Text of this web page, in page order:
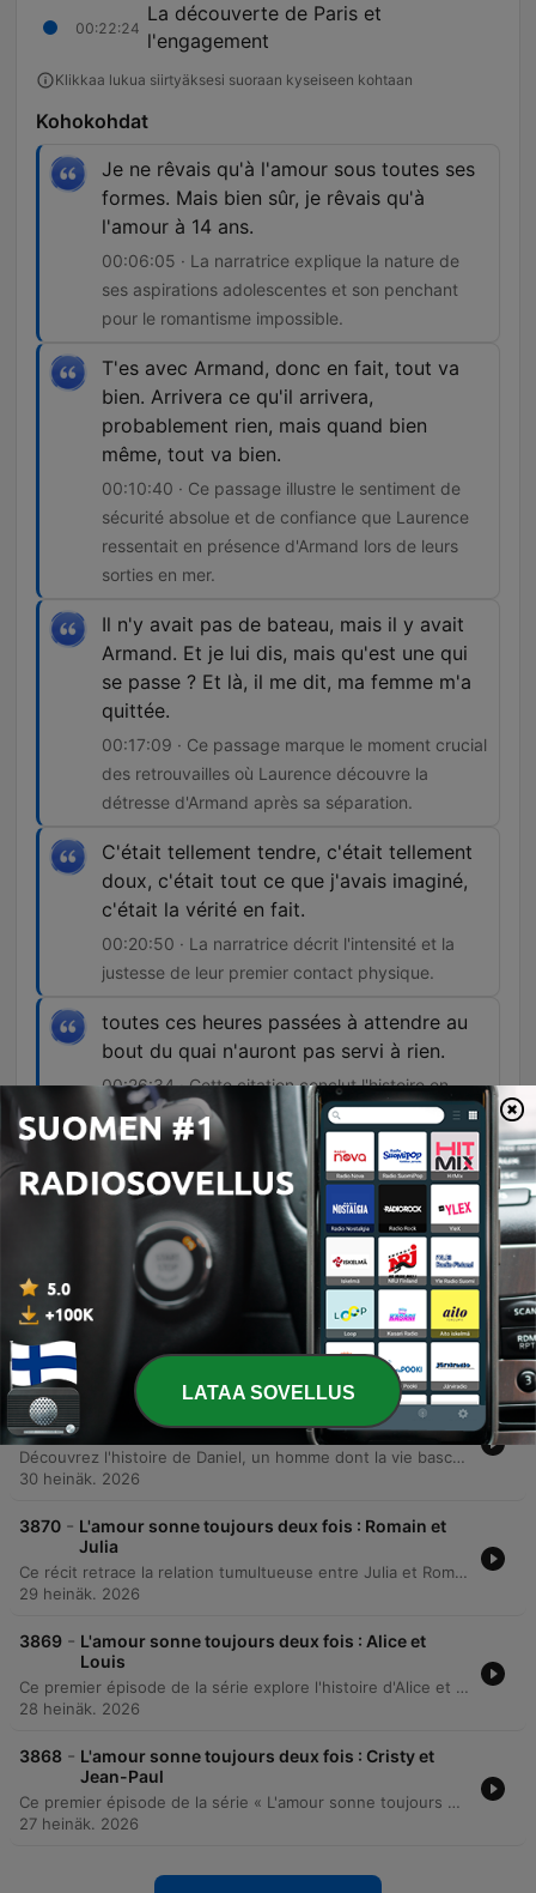
00:22:24
La découverte de Paris et
l'engagement
Klikkaa lukua siirtyäksesi suoraan kyseiseen kohtaan
Kohokohdat
Je ne rêvais qu'à l'amour sous toutes ses
formes. Mais bien sûr, je rêvais qu'à
l'amour à 14 ans.
00:06:05 · La narratrice explique la nature de
ses aspirations adolescentes et son penchant
pour le romantisme impossible.
T'es avec Armand, donc en fait, tout va
bien. Arrivera ce qu'il arrivera,
probablement rien, mais quand bien
même, tout va bien.
00:10:40 · Ce passage illustre le sentiment de
sécurité absolue et de confiance que Laurence
ressentait en présence d'Armand lors de leurs
sorties en mer.
Il n'y avait pas de bateau, mais il y avait
Armand. Et je lui dis, mais qu'est une qui
se passe ? Et là, il me dit, ma femme m'a
quittée.
00:17:09 · Ce passage marque le moment crucial
des retrouvailles où Laurence découvre la
détresse d'Armand après sa séparation.
C'était tellement tendre, c'était tellement
doux, c'était tout ce que j'avais imaginé,
c'était la vérité en fait.
00:20:50 · La narratrice décrit l'intensité et la
justesse de leur premier contact physique.
toutes ces heures passées à attendre au
bout du quai n'auront pas servi à rien.
00:26:34 · Cette citation conclut l'histoire en
soulignant la récompense de la patience et de
l'attente de Laurence.
3872 -
L'amour sonne toujours deux fois : Laurence et
Armand
Ce récit explore l'histoire d'amour platonique et romantique entre Laurence, une adolescente, et Armand, un pêcheur de trente ans son aîné, dans le village de Portivy. À travers des souvenirs empreints de nostalgie, on découvre comment Laurence passait ses étés à l'observer et à rêver d'une connexion avec lui. L'épisode relate également la transition de Laurence d'une vie parisienne vers un nouveau départ à Portivy aux côtés d'Armand, après que ce dernier a traversé une période de rupture et de dépression. Le récit décrit leur rapprochement physique et émotionnel, l'adaptation d'Armand au monde urbain, puis leur décision commune de s'installer durablement en Bretagne.
31 heinäk. 2026
3871 - L'amour sonne toujours deux fois : Daniel,
Éléonore, Lætitia et l’écrivain
Découvrez l'histoire de Daniel, un homme dont la vie bascule après avoir été quitté par sa compagne Laetitia pour un écrivain célèbre. Consumé par la jalousie, il prépare un attentat meurtrier en s'alliant à l'épouse de son rival. Cet épisode relate également comment la tension violente a laissé place à une transformation profonde. Des décennies plus tard, malgré les blessures passées, Daniel et Eléonore ont su transformer leur relation en une amitié durable et cordiale.
30 heinäk. 2026
3870 - L'amour sonne toujours deux fois : Romain et
Julia
Ce récit retrace la relation tumultueuse entre Julia et Romain, née d'un coup de foudre à la fin des années 1990. Entre passion cinématographique et quête de simplicité, leur histoire est marquée par l'instabilité émotionnelle de Julia et son besoin de mise en scène, menant inévitablement à une rupture. Trente ans plus tard, un message inattendu provoque leurs retrouvailles. Le récit explore la transition d'une passion adolescente vers une relation plus mature et authentique, où l'artifice de la séduction a laissé place à l'acceptation de soi et à la simplicité.
29 heinäk. 2026
3869 - L'amour sonne toujours deux fois : Alice et
Louis
Ce premier épisode de la série explore l'histoire d'Alice et Louis, deux anciens camarades de classe qui se retrouvent des années plus tard. Après une reprise de contact via les réseaux sociaux, une passion clandestine s'installe alors qu'ils mènent tous deux des vies de famille séparées. Le récit détaille la complexité de leur relation extra-conjugale, marquée par des épreuves personnelles et le traumatisme professionnel d'Alice. Entre secret et nécessité de discrétion, le couple trouve refuge dans une création artistique commune mêlant écriture et photopoésie.
28 heinäk. 2026
3868 - L'amour sonne toujours deux fois : Cristy et
Jean-Paul
Ce premier épisode de la série « L'amour sonne toujours deux fois » retrace l'histoire de Christy et Jean-Paul, rencontrés dans un train en 1973. Après quarante ans de séparation et des vies marquées par des mariages respectifs, une intuition mystérieuse pousse Christy à recontacter Jean-Paul via Skype. Le récit relate leurs retrouvailles émouvantes et le voyage improvisé de Jean-Paul pour la rejoindre. Cette reconnexion inattendue mène à une demande en mariage et au début d'une nouvelle vie commune.
27 heinäk. 2026
LATAA SOVELLUS